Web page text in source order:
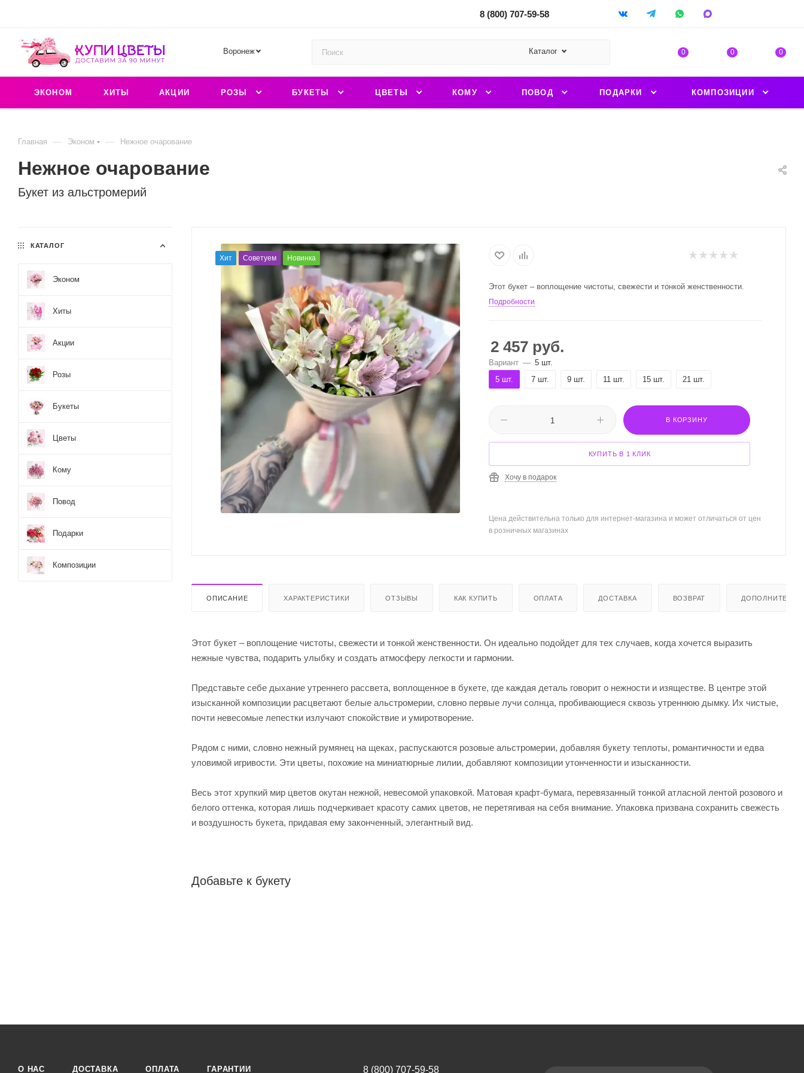
8 (800) 707-59-58
Воронеж Каталог 0 0 0
ЭКОНОМ ХИТЫ АКЦИИ РОЗЫ БУКЕТЫ ЦВЕТЫ КОМУ ПОВОД ПОДАРКИ КОМПОЗИЦИИ
Главная — Эконом — Нежное очарование
Букет из альстромерий
Нежное очарование
Хит Советуем Новинка
Этот букет – воплощение чистоты, свежести и тонкой женственности.
Подробности
2 457 руб.
Вариант — 5 шт.
5 шт.
7 шт. 9 шт. 11 шт. 15 шт. 21 шт.
В КОРЗИНУ
КУПИТЬ В 1 КЛИК
Хочу в подарок
Цена действительна только для интернет-магазина и может отличаться от цен
в розничных магазинах
ОПИСАНИЕ ХАРАКТЕРИСТИКИ ОТЗЫВЫ КАК КУПИТЬ ОПЛАТА ДОСТАВКА ВОЗВРАТ
Этот букет – воплощение чистоты, свежести и тонкой женственности. Он идеально подойдет для тех случаев, когда хочется выразить
нежные чувства, подарить улыбку и создать атмосферу легкости и гармонии.
Представьте себе дыхание утреннего рассвета, воплощенное в букете, где каждая деталь говорит о нежности и изяществе. В центре этой
изысканной композиции расцветают белые альстромерии, словно первые лучи солнца, пробивающиеся сквозь утреннюю дымку. Их чистые,
почти невесомые лепестки излучают спокойствие и умиротворение.
Рядом с ними, словно нежный румянец на щеках, распускаются розовые альстромерии, добавляя букету теплоты, романтичности и едва
уловимой игривости. Эти цветы, похожие на миниатюрные лилии, добавляют композиции утонченности и изысканности.
Весь этот хрупкий мир цветов окутан нежной, невесомой упаковкой. Матовая крафт-бумага, перевязанный тонкой атласной лентой розового и
белого оттенка, которая лишь подчеркивает красоту самих цветов, не перетягивая на себя внимание. Упаковка призвана сохранить свежесть
и воздушность букета, придавая ему законченный, элегантный вид.
Добавьте к букету
КАТАЛОГ
Эконом
Хиты
Акции
Розы
Букеты
Цветы
Кому
Повод
Подарки
Композиции
О НАС ДОСТАВКА ОПЛАТА ГАРАНТИИ 8 (800) 707-59-58